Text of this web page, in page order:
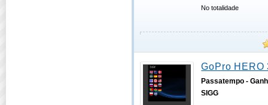
No totalidade
GoPro HERO
Passatempo -
SIGG